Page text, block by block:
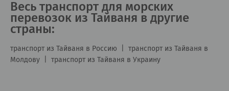
Весь транспорт для морских
перевозок из Тайваня в другие
страны:
транспорт из Тайваня в Россию
транспорт из Тайваня в
Молдову
транспорт из Тайваня в Украину